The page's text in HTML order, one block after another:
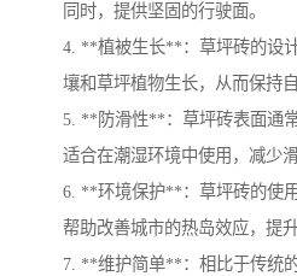
同时，提供坚固的行驶面。
4. **植被生长**：草坪砖的设
壤和草坪植物生长，从而保持
5. **防滑性**：草坪砖表面通
适合在潮湿环境中使用，减少
6. **环境保护**：草坪砖的使
帮助改善城市的热岛效应，提
7. **维护简单**：相比于传统